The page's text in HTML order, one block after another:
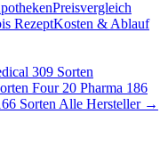
Preisvergleich
RezeptKosten & Ablauf
309 Sorten
Four 20 Pharma 186
Sorten Alle Hersteller →